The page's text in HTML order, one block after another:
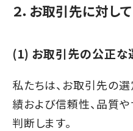
２．お取引先に対して
(1) お取引先の公正な
私たちは、お取引先の
績および信頼性、品質
判断します。